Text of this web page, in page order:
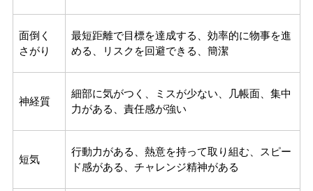
面倒く
さがり
最短距離で目標を達成する、効率的に物事を進
める、リスクを回避できる、簡潔
神経質
細部に気がつく、ミスが少ない、几帳面、集中
力がある、責任感が強い
短気
行動力がある、熱意を持って取り組む、スピー
ド感がある、チャレンジ精神がある